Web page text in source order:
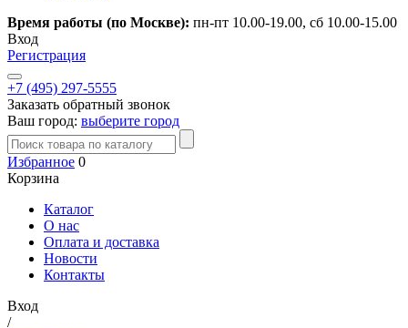
Время работы (по Москве): пн-пт 10.00-19.00, сб 10.00-15.00
Вход
Регистрация
+7 (495) 297-5555
Заказать обратный звонок
Ваш город: выберите город
Избранное 0
Корзина
Каталог
О нас
Оплата и доставка
Новости
Контакты
Вход
/